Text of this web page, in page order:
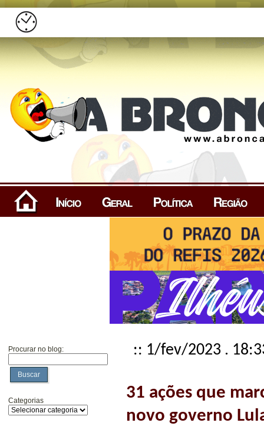
Procurar no blog:
Buscar
Categorias
:: 1/fev/2023 .
31 ações que
novo governo